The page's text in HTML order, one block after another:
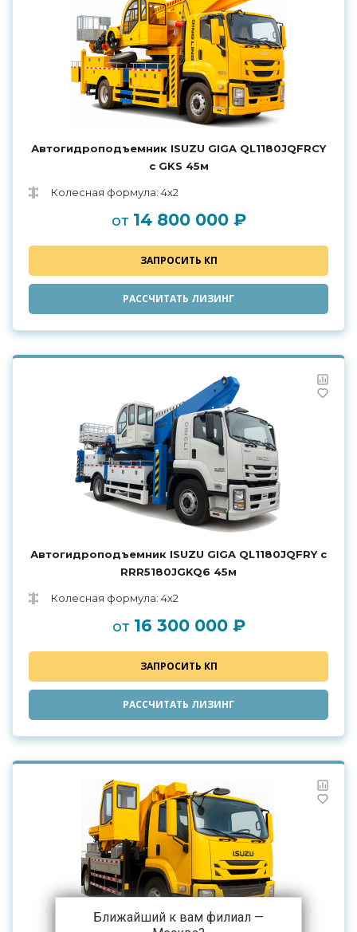
Ближайший к вам филиал —
Автогидроподъемник ISUZU GIGA QL1180JQFRCY
с GKS 45м
Колесная формула: 4х2
от 14 800 000 ₽
ЗАПРОСИТЬ КП
РАССЧИТАТЬ ЛИЗИНГ
Автогидроподъемник ISUZU GIGA QL1180JQFRY с
RRR5180JGKQ6 45м
Колесная формула: 4х2
от 16 300 000 ₽
ЗАПРОСИТЬ КП
РАССЧИТАТЬ ЛИЗИНГ